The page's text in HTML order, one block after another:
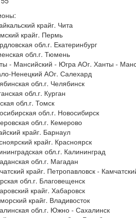
крайг. Чита
крайг. Пермь
обл.г. Екатеринбург
обл.г. Тюмень
- Мансийский - Югра АОг. Ханты -
Ненецкий АОг. Салехард
обл.г. Челябинск
обл.г. Курган
обл.г. Томск
обл.г. Новосибирск
обл.г. Кемерово
крайг. Барнаул
крайг. Красноярск
обл.г. Калининград
обл.г. Магадан
крайг. Петропавловск -
обл.г. Благовещенск
крайг. Хабаровск
крайг. Владивосток
обл.г. Южно - Сахалинск